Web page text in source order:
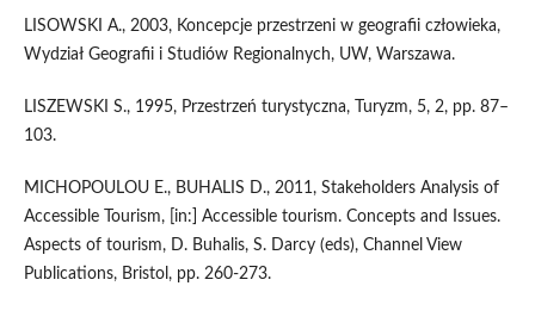
LISOWSKI A., 2003, Koncepcje przestrzeni w geografii człowieka,
Wydział Geografii i Studiów Regionalnych, UW, Warszawa.
LISZEWSKI S., 1995, Przestrzeń turystyczna, Turyzm, 5, 2, pp. 87–
103.
MICHOPOULOU E., BUHALIS D., 2011, Stakeholders Analysis of
Accessible Tourism, [in:] Accessible tourism. Concepts and Issues.
Aspects of tourism, D. Buhalis, S. Darcy (eds), Channel View
Publications, Bristol, pp. 260-273.